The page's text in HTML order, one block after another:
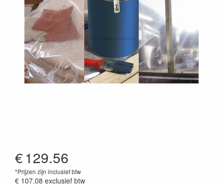
€129.56
*Prijzen zijn inclusief btw
€ 107.08 exclusief btw